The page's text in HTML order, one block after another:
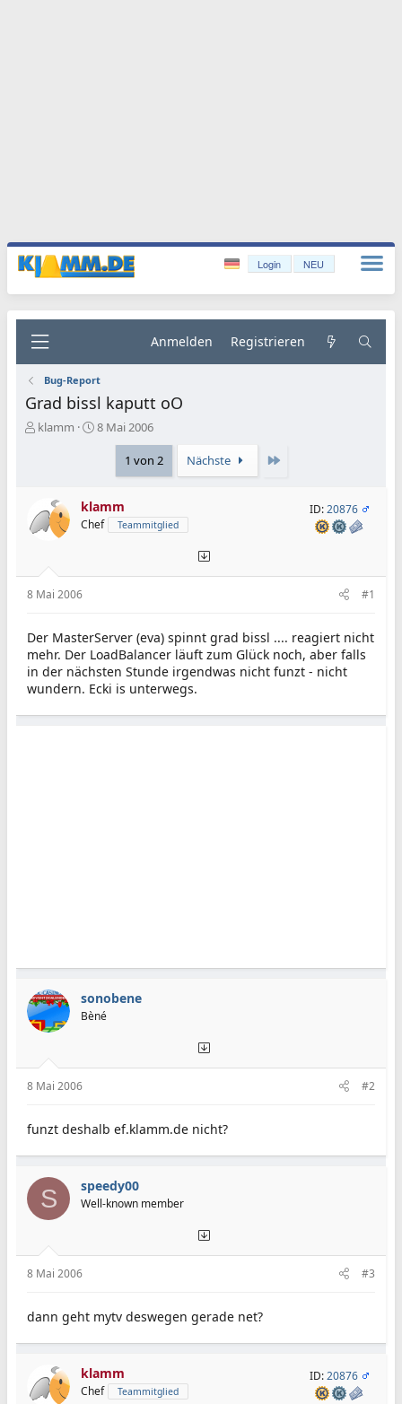
Login NEU
Anmelden Registrieren
Bug-Report
Grad bissl kaputt oO
E
l
klamm
E
l
l
8 Mai 2006
1 von 2 Nächste
klamm
Chef Teammitglied
ID:20876
8 Mai 2006 #1
Der MasterServer (eva) spinnt grad bissl .... reagiert nicht
mehr. Der LoadBalancer läuft zum Glück noch, aber falls
in der nächsten Stunde irgendwas nicht funzt - nicht
wundern. Ecki is unterwegs.
sonobene
Bèné
8 Mai 2006 #2
funzt deshalb ef.klamm.de nicht?
S speedy00
Well-known member
8 Mai 2006 #3
dann geht mytv deswegen gerade net?
klamm
Chef Teammitglied
ID:20876